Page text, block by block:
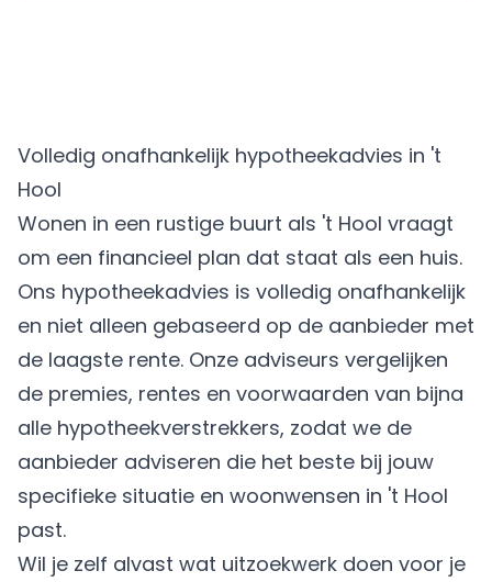
Volledig onafhankelijk hypotheekadvies in 't
Hool
Wonen in een rustige buurt als 't Hool vraagt
om een financieel plan dat staat als een huis.
Ons hypotheekadvies is volledig onafhankelijk
en niet alleen gebaseerd op de aanbieder met
de laagste rente. Onze adviseurs vergelijken
de premies, rentes en voorwaarden van bijna
alle hypotheekverstrekkers, zodat we de
aanbieder adviseren die het beste bij jouw
specifieke situatie en woonwensen in 't Hool
past.
Wil je zelf alvast wat uitzoekwerk doen voor je